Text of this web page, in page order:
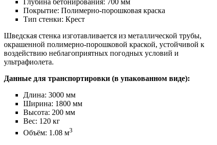
Покрытие: Полимерно-порошковая краска
Тип стенки: Крест
Шведская стенка изготавливается из металлической трубы,
окрашенной полимерно-порошковой краской, устойчивой к
воздействию неблагоприятных погодных условий и
ультрафиолета.
Данные для транспортировки (в упакованном виде):
Длина: 3000 мм
Ширина: 1800 мм
Высота: 200 мм
Вес: 120 кг
Объём: 1.08 м3